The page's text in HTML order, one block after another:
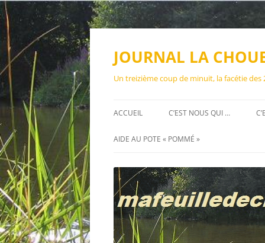
Aller
JOURNAL LA
Un treizième coup de minuit, la facétie des
ACCUEIL C’EST NOUS QUI …
AIDE AU POTE « POMMÉ »